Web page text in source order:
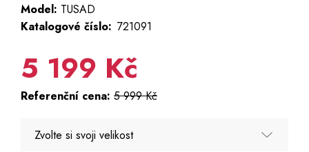
Model: TUSAD
Katalogové číslo: 721091
5 199 Kč
Referenční cena: 5 999 Kč
Zvolte si svoji velikost